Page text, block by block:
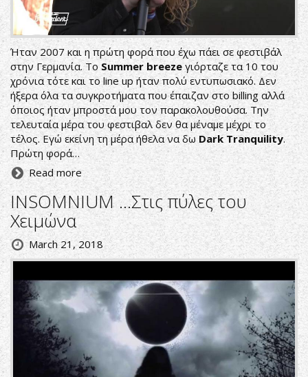
Ήταν 2007 και η πρώτη φορά που έχω πάει σε φεστιβάλ
στην Γερμανία. Το Summer breezeγιόρταζε τα 10 του
χρόνια τότε και το line up ήταν πολύ εντυπωσιακό. Δεν
ήξερα όλα τα συγκροτήματα που έπαιζαν στο billing αλλά
όποιος ήταν μπροστά μου τον παρακολουθούσα. Την
τελευταία μέρα του φεστιβαλ δεν θα μέναμε μέχρι το
τέλος. Εγώ εκείνη τη μέρα ήθελα να δω Dark Tranquility.
Πρώτη φορά…
Read more
INSOMNIUM ...Στις πύλες του
Χειμώνα
March 21, 2018